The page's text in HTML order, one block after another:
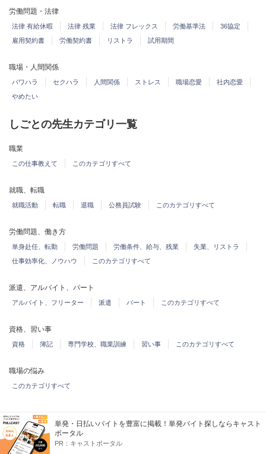
労働問題・法律
法律 有給休暇 法律 残業 法律 フレックス 労働基準法
36協定
雇用契約書
労働契約書 リストラ 試用期間
職場・人間関係
パワハラ セクハラ 人間関係 ストレス 職場恋愛
社内恋愛
やめたい
しごとの先生カテゴリ一覧
職業
この仕事教えて このカテゴリすべて
就職、転職
就職活動 転職 退職 公務員試験 このカテゴリすべて
労働問題、働き方
単身赴任、転勤 労働問題 労働条件、給与、残業
失業、リストラ
仕事効率化、ノウハウ
このカテゴリすべて
派遣、アルバイト、パート
アルバイト、フリーター 派遣 パート このカテゴリすべて
資格、習い事
資格 簿記 専門学校、職業訓練 習い事 このカテゴリすべて
職場の悩み
このカテゴリすべて
Yahoo!しごとカタログ 教えて！しごとの先生 カテゴリ一覧
単発・日払いバイトを豊富に掲載！単発バイト探しならキャスト
ポータル
PR： キャストポータル